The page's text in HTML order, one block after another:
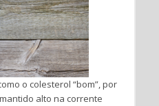
o colesterol “bom”, por
alto na corrente